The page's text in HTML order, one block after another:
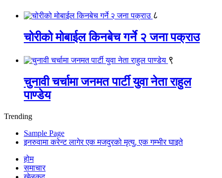
८
चोरीको मोबाईल किनबेच गर्ने २ जना पक्राउ
९
चुनावी चर्चामा जनमत पार्टी युवा नेता राहुल
पाण्डेय
Trending
Sample Page
इनरुवामा करेन्ट लागेर एक मजदुरको मृत्यु, एक गम्भीर घाइते
होम
समाचार